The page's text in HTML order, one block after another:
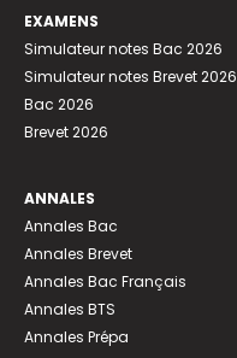
EXAMENS
Simulateur notes Bac 2026
Simulateur notes Brevet 2026
Bac 2026
Brevet 2026
ANNALES
Annales Bac
Annales Brevet
Annales Bac Français
Annales BTS
Annales Prépa